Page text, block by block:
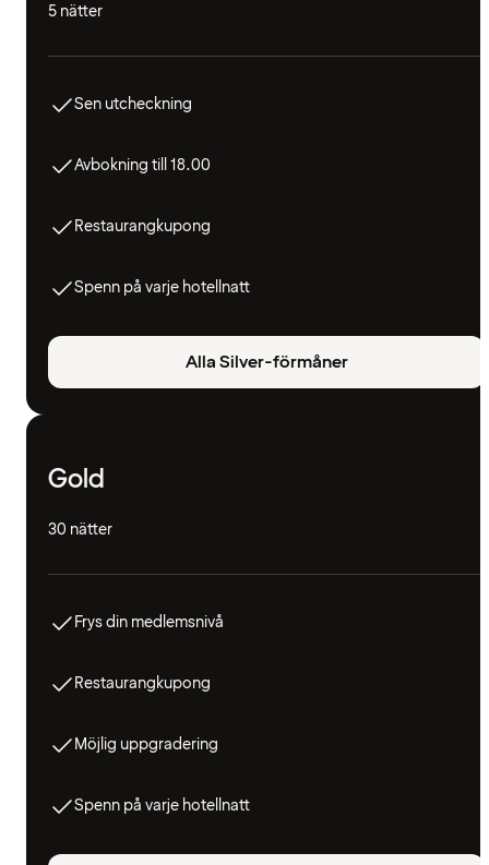
5 nätter
Sen utcheckning
Avbokning till 18.00
Restaurangkupong
Spenn på varje hotellnatt
Alla Silver-förmåner
Gold
30 nätter
Frys din medlemsnivå
Restaurangkupong
Möjlig uppgradering
Spenn på varje hotellnatt